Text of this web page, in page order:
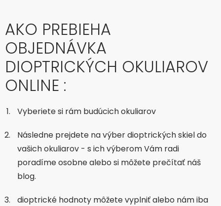
AKO PREBIEHA
OBJEDNÁVKA
DIOPTRICKÝCH OKULIAROV
ONLINE :
Vyberiete si rám budúcich okuliarov
Následne prejdete na výber dioptrických skiel do
vašich okuliarov - s ich výberom Vám radi
poradíme osobne alebo si môžete prečítať náš
blog.
dioptrické hodnoty môžete vyplniť alebo nám iba